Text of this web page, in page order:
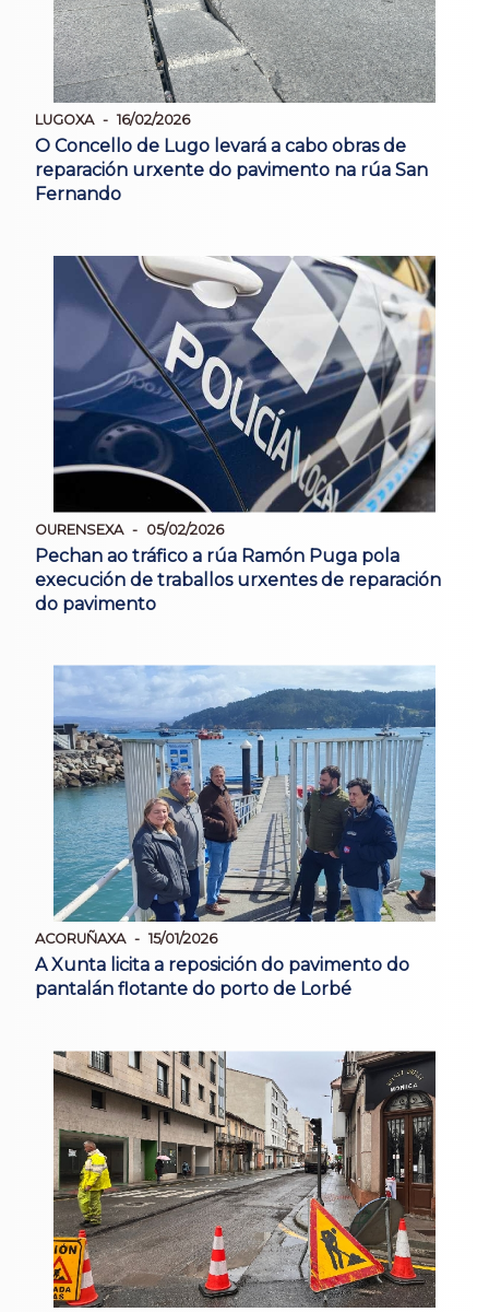
LUGOXA 16/02/2026
O Concello de Lugo levará a cabo obras de
reparación urxente do pavimento na rúa San
Fernando
OURENSEXA 05/02/2026
Pechan ao tráfico a rúa Ramón Puga pola
execución de traballos urxentes de reparación
do pavimento
ACORUÑAXA 15/01/2026
A Xunta licita a reposición do pavimento do
pantalán flotante do porto de Lorbé